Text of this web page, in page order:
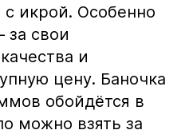
с икрой. Особенно
за свои
и
цену. Баночка
обойдётся в
можно взять за